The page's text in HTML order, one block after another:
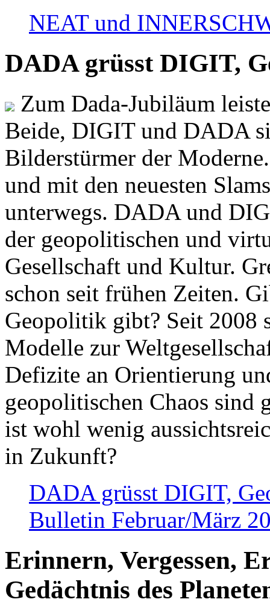
NEAT und
DADA grüsst DIGIT,
Zum Dada-Jubiläum
Beide, DIGIT und DADA
Bilderstürmer der
und mit den neuesten
unterwegs. DADA und
der geopolitischen und
Gesellschaft und Kultur.
schon seit frühen Zeiten.
Geopolitik gibt? Seit 2008
Modelle zur
Defizite an Orientierung
geopolitischen Chaos sind
ist wohl wenig
in Zukunft?
DADA grüsst DIGIT,
Bulletin Februar/März
Erinnern, Vergessen,
Gedächtnis des